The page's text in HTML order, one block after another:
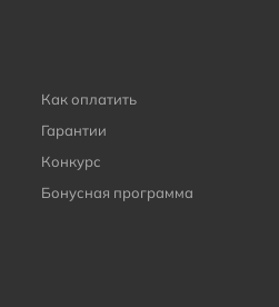
Как оплатить
Гарантии
Конкурс
Бонусная программа